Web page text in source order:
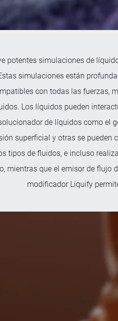
potentes simulaciones de
simulaciones están
con todas las fuerzas,
Los líquidos pueden
de líquidos como el
superficial y otras se
tipos de fluidos, e incluso
mientras que el emisor de flujo
modificador Liquify